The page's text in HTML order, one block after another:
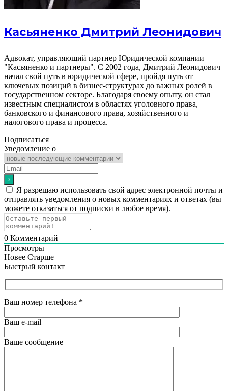
Касьяненко Дмитрий Леонидович
Адвокат, управляющий партнер Юридической компании
"Касьяненко и партнеры". С 2002 года, Дмитрий Леонидович
начал свой путь в юридической сфере, пройдя путь от
ключевых позиций в бизнес-структурах до важных ролей в
государственном секторе. Благодаря своему опыту, он стал
известным специалистом в областях уголовного права,
банковского и финансового права, хозяйственного и
налогового права и процесса.
Подписаться
Уведомление о
Я разрешаю использовать свой адрес электронной почты и
отправлять уведомления о новых комментариях и ответах (вы
можете отказаться от подписки в любое время).
0 Комментарий
Просмотры
Новее Старше
Быстрый контакт
Ваш номер телефона *
Ваш e-mail
Ваше сообщение